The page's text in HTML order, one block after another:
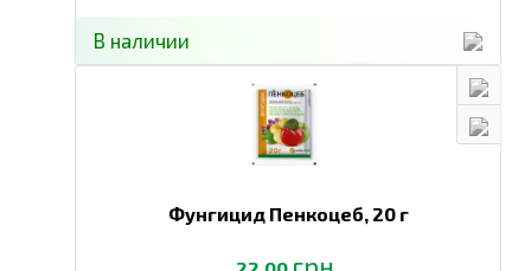
В наличии
Фунгицид Пенкоцеб, 20 г